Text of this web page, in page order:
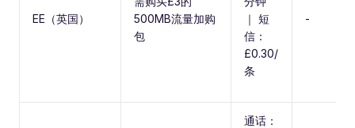
EE（英国）
500MB流量加购
包
｜ 短
信：
£0.30/
条
-
通话：